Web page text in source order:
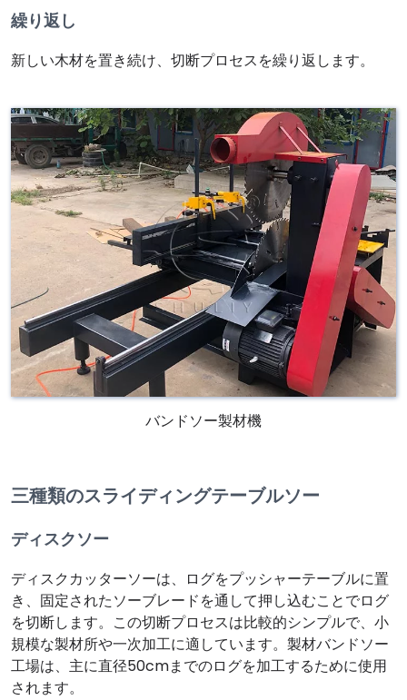
繰り返し
新しい木材を置き続け、切断プロセスを繰り返します。
バンドソー製材機
三種類のスライディングテーブルソー
ディスクソー
ディスクカッターソーは、ログをプッシャーテーブルに置
き、固定されたソーブレードを通して押し込むことでログ
を切断します。この切断プロセスは比較的シンプルで、小
規模な製材所や一次加工に適しています。製材バンドソー
工場は、主に直径50cmまでのログを加工するために使用
されます。